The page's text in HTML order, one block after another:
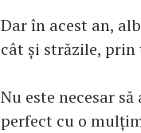
Dar în acest an,
cât și străzile,
Nu este necesar
perfect cu o